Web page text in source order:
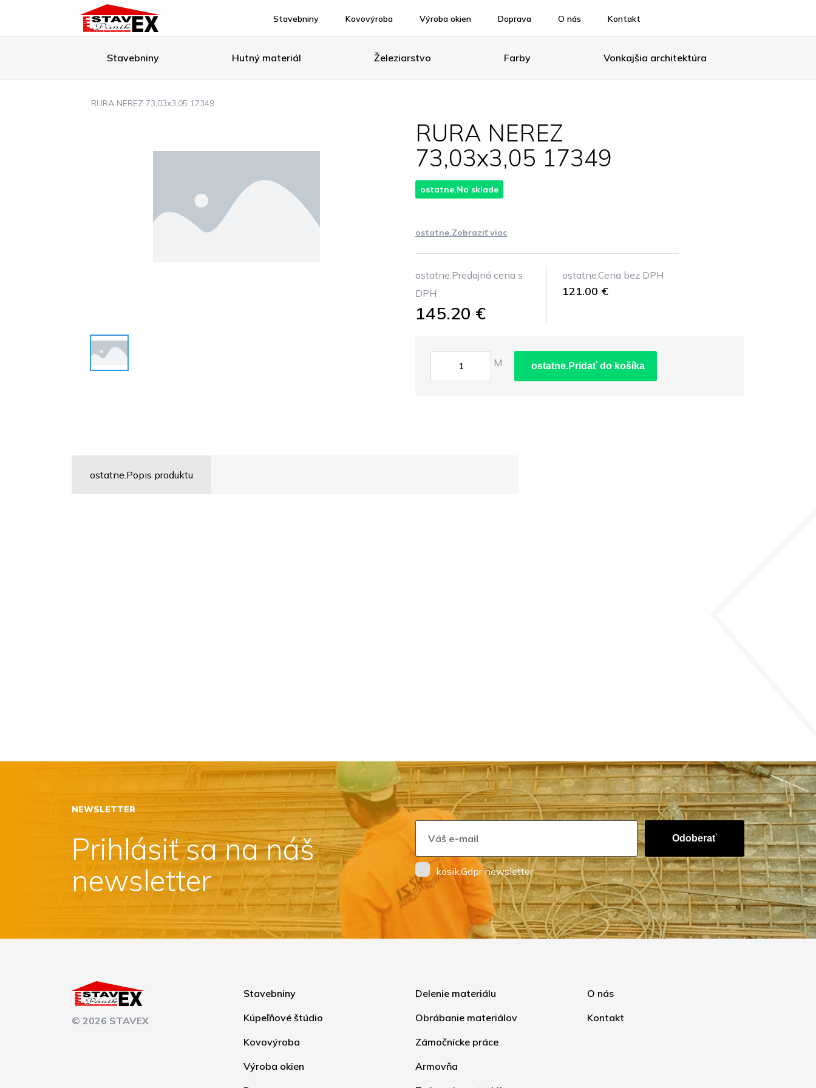
Stavebniny Kovovýroba Výroba okien Doprava O nás Kontakt
Stavebniny Hutný materiál Železiarstvo Farby Vonkajšia architektúra
RURA NEREZ 73,03x3,05 17349
RURA NEREZ
73,03x3,05 17349
ostatne.Na sklade
ostatne.Zobraziť viac
ostatne.Predajná cena s
DPH
145.20 €
ostatne.Cena bez DPH
121.00 €
M ostatne.Pridať do košíka
ostatne.Popis produktu
NEWSLETTER
Prihlásiť sa na náš
newsletter
Odoberať
kosik.Gdpr newsletter
© 2026 STAVEX
Stavebniny
Kúpeľňové štúdio
Kovovýroba
Výroba okien
Delenie materiálu
Obrábanie materiálov
Zámočnícke práce
Armovňa
O nás
Kontakt